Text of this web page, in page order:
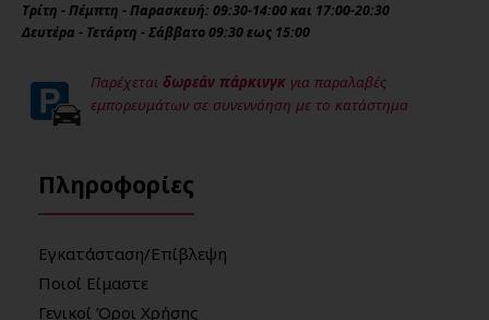
Τρίτη - Πέμπτη - Παρασκευή: 09:30-14:00 και 17:00-20:30
Δευτέρα - Τετάρτη - Σάββατο 09:30 εως 15:00
Παρέχεται δωρεάν πάρκινγκ για παραλαβές
εμπορευμάτων σε συνεννόηση με το κατάστημα
Πληροφορίες
Εγκατάσταση/Επίβλεψη
Ποιοί Είμαστε
Γενικοί Όροι Χρήσης